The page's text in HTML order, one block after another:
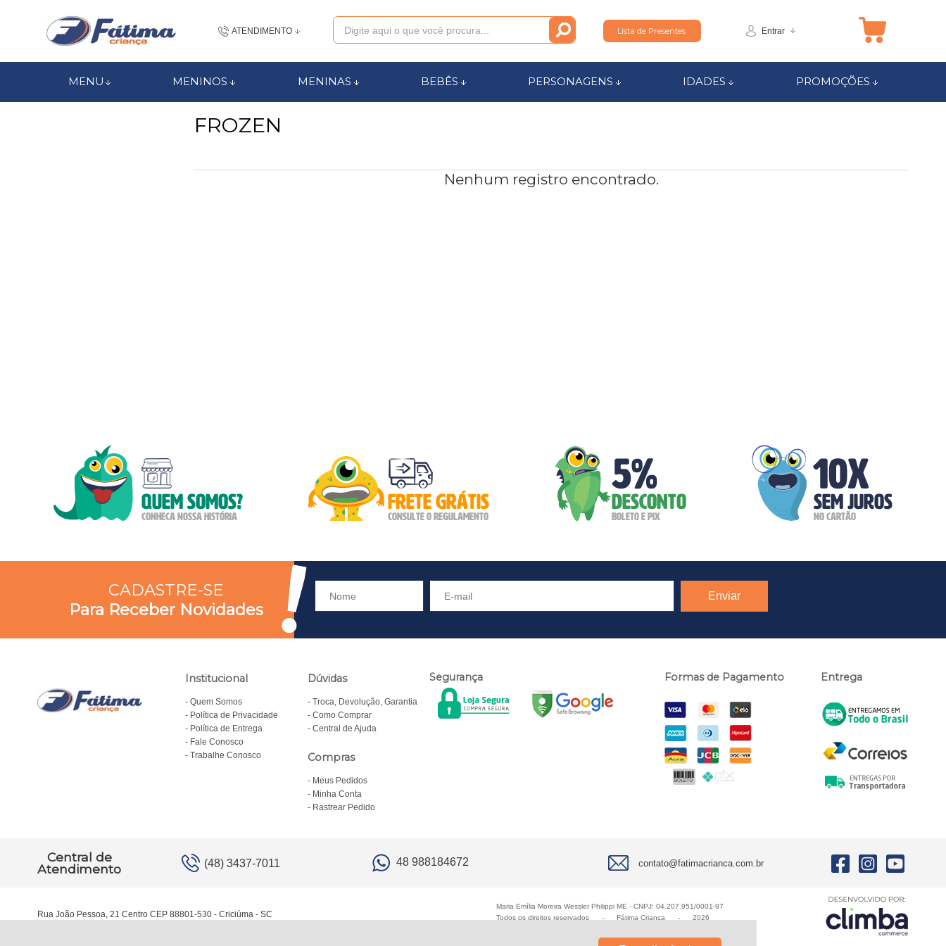
ATENDIMENTO
contato@fatimacrianca.com.br
Lista de Presentes Entrar
MENU MENINOS MENINAS BEBÊS PERSONAGENS IDADES PROMOÇÕES
FROZEN
Nenhum registro encontrado.
CADASTRE-SE
Para Receber Novidades
Institucional
Quem Somos
Política de Privacidade
Política de Entrega
Fale Conosco
Trabalhe Conosco
Dúvidas
Troca, Devolução, Garantia
Como Comprar
Central de Ajuda
Compras
Meus Pedidos
Minha Conta
Rastrear Pedido
Segurança Formas de Pagamento Entrega
Central de
Atendimento
(48) 3437-7011 48 988184672 contato@fatimacrianca.com.br
Rua João Pessoa, 21 Centro CEP 88801-530 - Criciúma - SC
Maria Emília Moreira Wessler Philippi ME - CNPJ: 04.207.951/0001-97
Todos os direitos reservados
- Fátima Criança - 2026